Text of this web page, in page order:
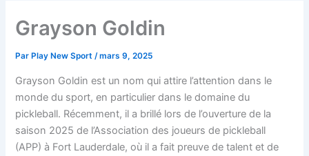
Grayson Goldin
Par Play New Sport/mars 9, 2025
Grayson Goldin est un nom qui attire l’attention dans le
monde du sport, en particulier dans le domaine du
pickleball. Récemment, il a brillé lors de l’ouverture de la
saison 2025 de l’Association des joueurs de pickleball
(APP) à Fort Lauderdale, où il a fait preuve de talent et de